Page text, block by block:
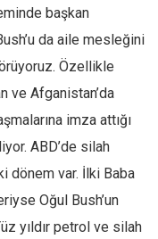
başkan
da aile mesleğini
Özellikle
ve Afganistan’da
imza attığı
ABD’de silah
dönem var. İlki Baba
Oğul Bush’un
yıldır petrol ve silah